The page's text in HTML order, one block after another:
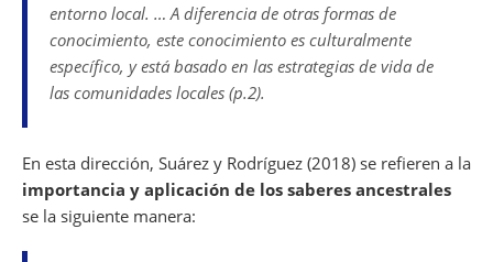
entorno local. … A diferencia de otras formas de
conocimiento, este conocimiento es culturalmente
específico, y está basado en las estrategias de vida de
las comunidades locales (p.2).
En esta dirección, Suárez y Rodríguez (2018) se refieren a la
importancia y aplicación de los saberes ancestrales
se la siguiente manera: